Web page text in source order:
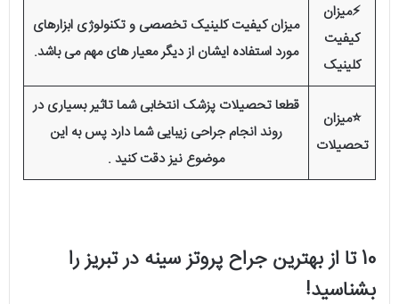
⚡️میزان
کیفیت
کلینیک
میزان کیفیت کلینیک تخصصی و تکنولوژی ابزار‌های
مورد استفاده ایشان از دیگر معیار های مهم می باشد.
⭐میزان
تحصیلات
قطعا تحصیلات پزشک انتخابی شما تاثیر بسیاری در
روند انجام جراحی زیبایی شما دارد پس به این
موضوع نیز دقت کنید .
10 تا از بهترین جراح پروتز سینه در تبریز را
بشناسید!